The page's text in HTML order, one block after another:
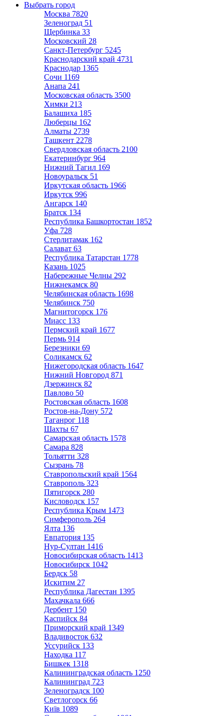
Выбрать город
Москва 7820
Зеленоград 51
Щербинка 33
Московский 28
Санкт-Петербург 5245
Краснодарский край 4731
Краснодар 1365
Сочи 1169
Анапа 241
Московская область 3500
Химки 213
Балашиха 185
Люберцы 162
Алматы 2739
Ташкент 2278
Свердловская область 2100
Екатеринбург 964
Нижний Тагил 169
Новоуральск 51
Иркутская область 1966
Иркутск 996
Ангарск 140
Братск 134
Республика Башкортостан 1852
Уфа 728
Стерлитамак 162
Салават 63
Республика Татарстан 1778
Казань 1025
Набережные Челны 292
Нижнекамск 80
Челябинская область 1698
Челябинск 750
Магнитогорск 176
Миасс 133
Пермский край 1677
Пермь 914
Березники 69
Соликамск 62
Нижегородская область 1647
Нижний Новгород 871
Дзержинск 82
Павлово 50
Ростовская область 1608
Ростов-на-Дону 572
Таганрог 118
Шахты 67
Самарская область 1578
Самара 828
Тольятти 328
Сызрань 78
Ставропольский край 1564
Ставрополь 323
Пятигорск 280
Кисловодск 157
Республика Крым 1473
Симферополь 264
Ялта 136
Евпатория 135
Нур-Султан 1416
Новосибирская область 1413
Новосибирск 1042
Бердск 58
Искитим 27
Республика Дагестан 1395
Махачкала 666
Дербент 150
Каспийск 84
Приморский край 1349
Владивосток 632
Уссурийск 133
Находка 117
Бишкек 1318
Калининградская область 1250
Калининград 723
Зеленоградск 100
Светлогорск 66
Київ 1089